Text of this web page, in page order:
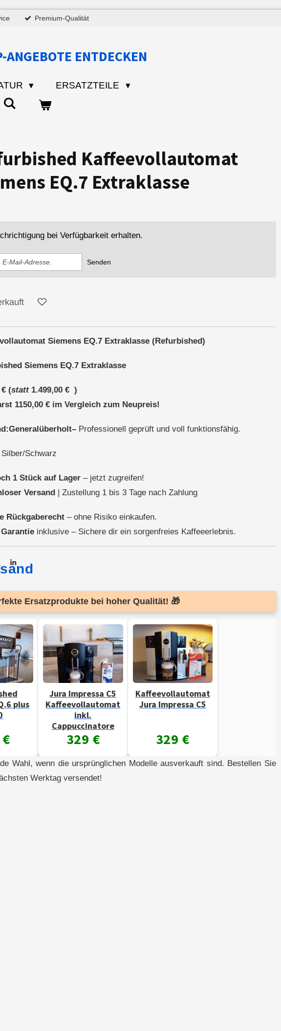
Premium-Qualität
ENTDECKEN
ERSATZTEILE
Kaffeevollautomat
EQ.7 Extraklasse
bei Verfügbarkeit erhalten.
Senden
Siemens EQ.7 Extraklasse (Refurbished)
Siemens EQ.7 Extraklasse
(statt 1.499,00 € )
1150,00 € im Vergleich zum Neupreis!
Professionell geprüft und voll funktionsfähig.
Silber/Schwarz
1 Stück auf Lager – jetzt zugreifen!
Versand
| Zustellung 1 bis 3 Tage nach Zahlung
Rückgaberecht – ohne Risiko einkaufen.
inklusive – Sichere dir ein sorgenfreies Kaffeeerlebnis.
T
e
e
n
Ersatzprodukte bei hoher Qualität! 🎁
Jura Impressa C5
Kaffeevollautomat
Cappuccinatore
329 €
Kaffeevollautomat
Jura Impressa C5
329 €
Wahl, wenn die ursprünglichen Modelle ausverkauft sind. Bestellen Sie
Werktag versendet!